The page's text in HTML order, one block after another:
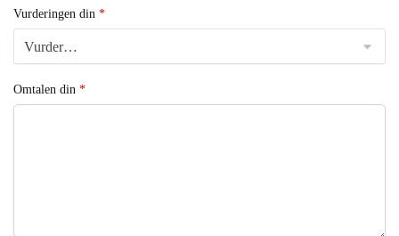
Vurderingen din *
Omtalen din *